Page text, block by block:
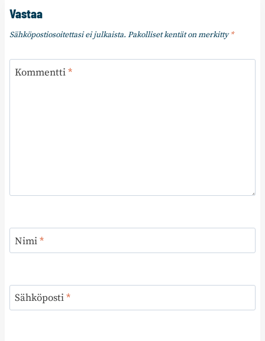
Vastaa
Sähköpostiosoitettasi ei julkaista. Pakolliset kentät on merkitty*
Kommentti*
Nimi*
Sähköposti*